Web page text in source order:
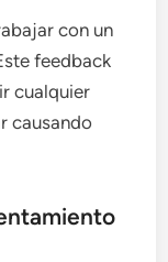
con un
feedback
cualquier
causando